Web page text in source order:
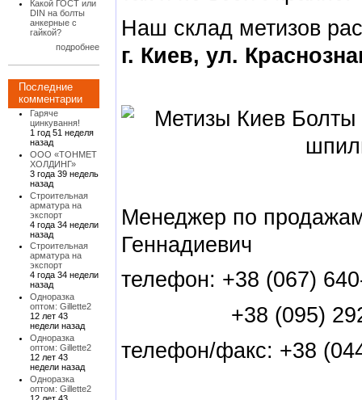
Какой ГОСТ или
DIN на болты
анкерные с
гайкой?
подробнее
Последние
комментарии
Гаряче
цинкування!
1 год 51 неделя
назад
ООО «ТОНМЕТ
ХОЛДИНГ»
3 года 39 недель
назад
Строительная
арматура на
экспорт
4 года 34 недели
назад
Строительная
арматура на
экспорт
4 года 34 недели
назад
Одноразка
оптом: Gillette2
12 лет 43
недели назад
Одноразка
оптом: Gillette2
12 лет 43
недели назад
Одноразка
оптом: Gillette2
12 лет 43
Наш склад метизов
г. Киев, ул.
Менеджер по
Геннадиевич
телефон: +38 (067)
+38 (095) 292-
телефон/факс: +38